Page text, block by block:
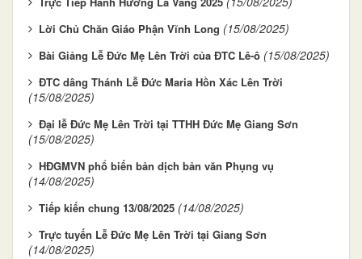
Lời Chủ Chăn Giáo Phận Vĩnh Long (15/08/2025)
Bài Giảng Lễ Đức Mẹ Lên Trời của ĐTC Lê-ô (15/08/2025)
ĐTC dâng Thánh Lễ Đức Maria Hồn Xác Lên Trời
(15/08/2025)
Đại lễ Đức Mẹ Lên Trời tại TTHH Đức Mẹ Giang Sơn
(15/08/2025)
HĐGMVN phổ biến bản dịch bản văn Phụng vụ
(14/08/2025)
Tiếp kiến chung 13/08/2025 (14/08/2025)
Trực tuyến Lễ Đức Mẹ Lên Trời tại Giang Sơn
(14/08/2025)